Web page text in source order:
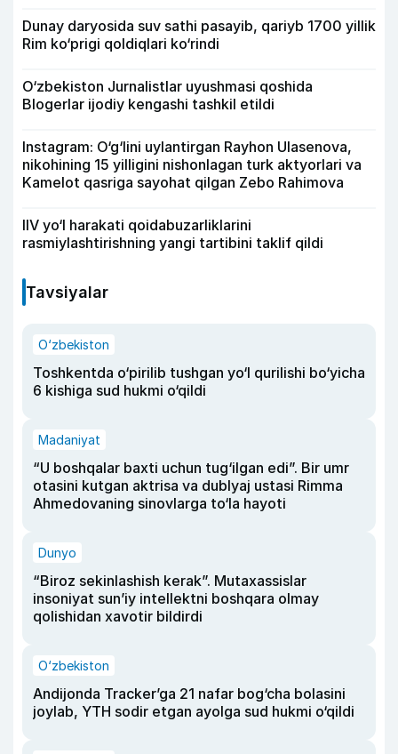
Dunay daryosida suv sathi pasayib, qariyb 1700 yillik
Rim ko‘prigi qoldiqlari ko‘rindi
O‘zbekiston Jurnalistlar uyushmasi qoshida
Blogerlar ijodiy kengashi tashkil etildi
Instagram: O‘g‘lini uylantirgan Rayhon Ulasenova,
nikohining 15 yilligini nishonlagan turk aktyorlari va
Kamelot qasriga sayohat qilgan Zebo Rahimova
IIV yo‘l harakati qoidabuzarliklarini
rasmiylashtirishning yangi tartibini taklif qildi
Tavsiyalar
O‘zbekiston
Toshkentda o‘pirilib tushgan yo‘l qurilishi bo‘yicha
6 kishiga sud hukmi o‘qildi
Madaniyat
“U boshqalar baxti uchun tug‘ilgan edi”. Bir umr
otasini kutgan aktrisa va dublyaj ustasi Rimma
Ahmedovaning sinovlarga to‘la hayoti
Dunyo
“Biroz sekinlashish kerak”. Mutaxassislar
insoniyat sun’iy intellektni boshqara olmay
qolishidan xavotir bildirdi
O‘zbekiston
Andijonda Tracker’ga 21 nafar bog‘cha bolasini
joylab, YTH sodir etgan ayolga sud hukmi o‘qildi